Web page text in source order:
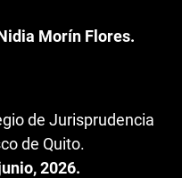
Morín Flores.
de Jurisprudencia
de Quito.
2026.